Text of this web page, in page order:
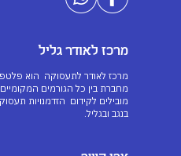
מרכז לאודר גליל
מרכז לאודר לתעסוקה הוא
מחברת בין כל הגורמים המקומיים
מובילים לקידום הזדמנויות
בנגב ובגליל.